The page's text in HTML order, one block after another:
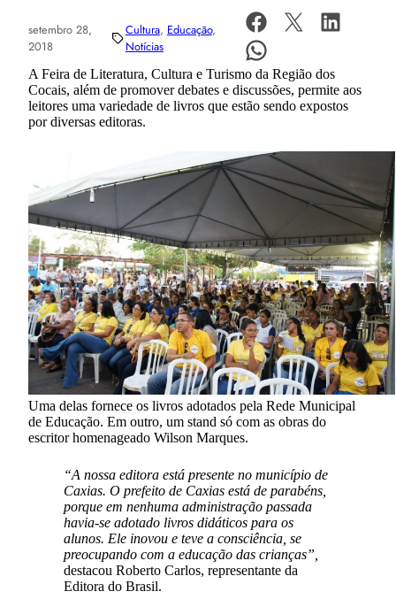
setembro 28,
2018
Cultura, Educação
Notícias
A Feira de Literatura, Cultura e Turismo da Região dos
Cocais, além de promover debates e discussões, permite aos
leitores uma variedade de livros que estão sendo expostos
por diversas editoras.
Uma delas fornece os livros adotados pela Rede Municipal
de Educação. Em outro, um stand só com as obras do
escritor homenageado Wilson Marques.
“A nossa editora está presente no município de
Caxias. O prefeito de Caxias está de parabéns,
porque em nenhuma administração passada
havia-se adotado livros didáticos para os
alunos. Ele inovou e teve a consciência, se
preocupando com a educação das crianças”,
destacou Roberto Carlos, representante da
Editora do Brasil.